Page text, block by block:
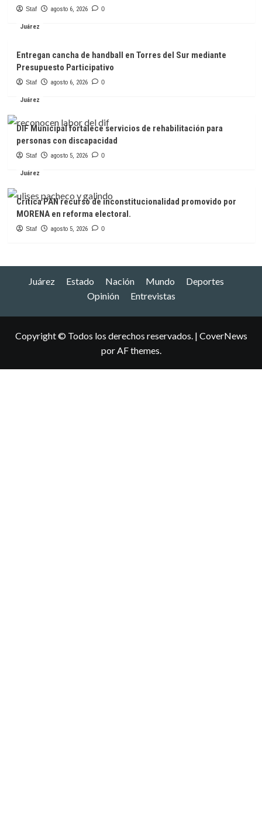
Staf agosto 6, 2026 0
Juárez
Entregan cancha de handball en Torres del Sur mediante
Presupuesto Participativo
Staf agosto 6, 2026 0
Juárez
DIF Municipal fortalece servicios de rehabilitación para
personas con discapacidad
Staf agosto 5, 2026 0
Juárez
Critica PAN recurso de inconstitucionalidad promovido por
MORENA en reforma electoral.
Staf agosto 5, 2026 0
Juárez Estado Nación Mundo
Deportes
Opinión
Entrevistas
Copyright © Todos los derechos reservados. | CoverNews
por AF themes.